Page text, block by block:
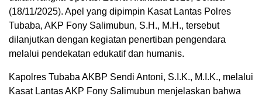
(18/11/2025). Apel yang dipimpin Kasat Lantas Polres
Tubaba, AKP Fony Salimubun, S.H., M.H., tersebut
dilanjutkan dengan kegiatan penertiban pengendara
melalui pendekatan edukatif dan humanis.
Kapolres Tubaba AKBP Sendi Antoni, S.I.K., M.I.K., melalui
Kasat Lantas AKP Fony Salimubun menjelaskan bahwa